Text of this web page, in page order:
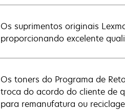
Os suprimentos originais
proporcionando excelente
Os toners do Programa de
troca do acordo do cliente de
para remanufatura ou